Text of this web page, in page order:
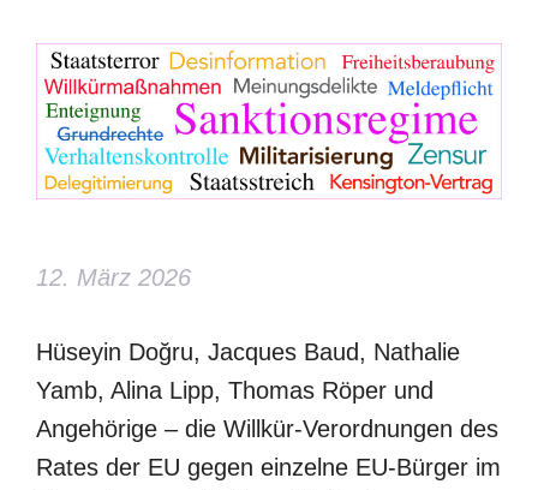
12. März 2026
Hüseyin Doğru, Jacques Baud, Nathalie
Yamb, Alina Lipp, Thomas Röper und
Angehörige – die Willkür-Verordnungen des
Rates der EU gegen einzelne EU-Bürger im